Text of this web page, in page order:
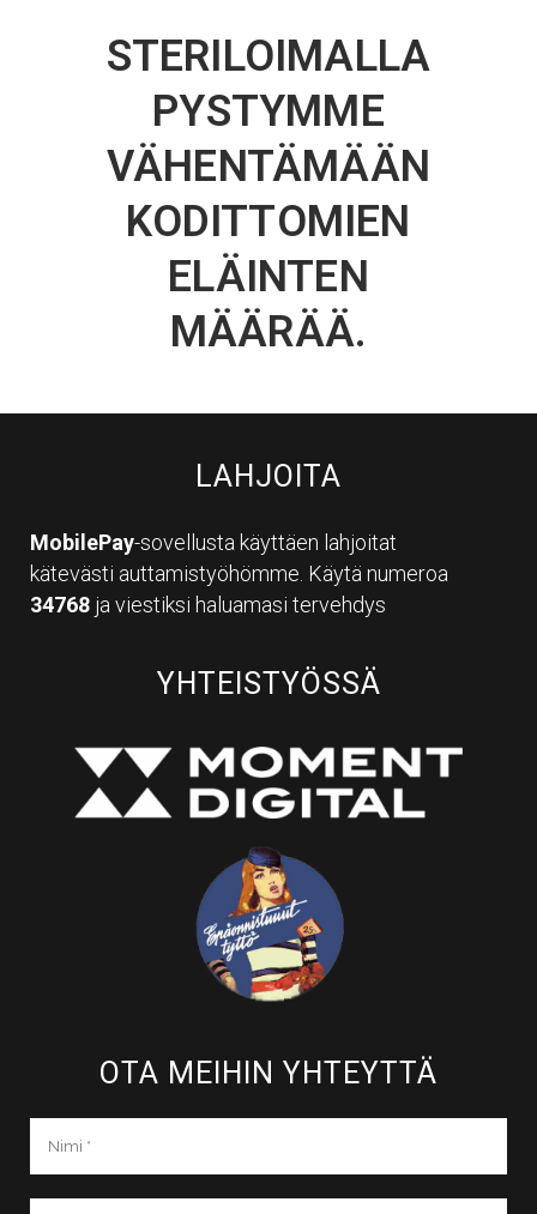
STERILOIMALLA
PYSTYMME
VÄHENTÄMÄÄN
KODITTOMIEN
ELÄINTEN
MÄÄRÄÄ.
LAHJOITA
MobilePay-sovellusta käyttäen lahjoitat
kätevästi auttamistyöhömme. Käytä numeroa
34768 ja viestiksi haluamasi tervehdys
YHTEISTYÖSSÄ
OTA MEIHIN YHTEYTTÄ​